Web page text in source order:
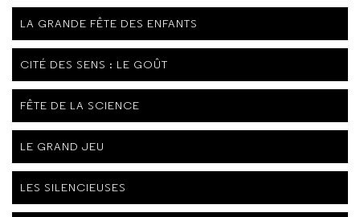
LA GRANDE FÊTE DES ENFANTS
CITÉ DES SENS : LE GOÛT
FÊTE DE LA SCIENCE
LE GRAND JEU
LES SILENCIEUSES